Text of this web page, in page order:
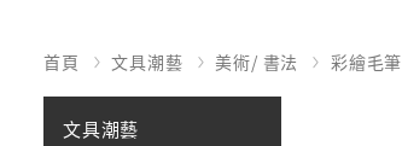
首頁 文具潮藝 美術/ 書法 彩繪毛筆
文具潮藝